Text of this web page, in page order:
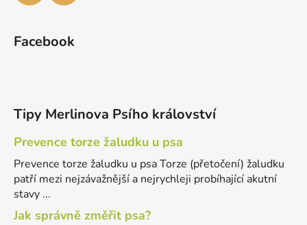
Facebook
Tipy Merlinova Psího království
Prevence torze žaludku u psa
Prevence torze žaludku u psa Torze (přetočení) žaludku
patří mezi nejzávažnější a nejrychleji probíhající akutní
stavy ...
Jak správně změřit psa?